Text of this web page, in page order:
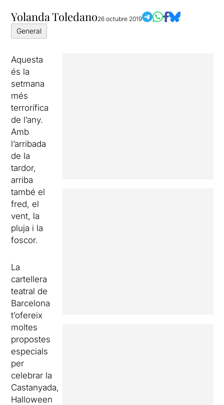
Yolanda Toledano26 octubre 2019
General
Aquesta
és la
setmana
més
terrorífica
de l’any.
Amb
l’arribada
de la
tardor,
arriba
també el
fred, el
vent, la
pluja i la
foscor.
La
cartellera
teatral de
Barcelona
t’ofereix
moltes
propostes
especials
per
celebrar la
Castanyada,
Halloween